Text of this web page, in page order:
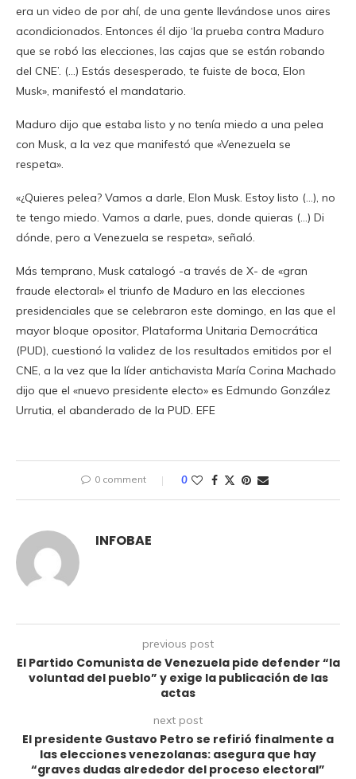
era un video de por ahí, de una gente llevándose unos aires
acondicionados. Entonces él dijo ‘la prueba contra Maduro
que se robó las elecciones, las cajas que se están robando
del CNE’. (…) Estás desesperado, te fuiste de boca, Elon
Musk», manifestó el mandatario.
Maduro dijo que estaba listo y no tenía miedo a una pelea
con Musk, a la vez que manifestó que «Venezuela se
respeta».
«¿Quieres pelea? Vamos a darle, Elon Musk. Estoy listo (…), no
te tengo miedo. Vamos a darle, pues, donde quieras (…) Di
dónde, pero a Venezuela se respeta», señaló.
Más temprano, Musk catalogó -a través de X- de «gran
fraude electoral» el triunfo de Maduro en las elecciones
presidenciales que se celebraron este domingo, en las que el
mayor bloque opositor, Plataforma Unitaria Democrática
(PUD), cuestionó la validez de los resultados emitidos por el
CNE, a la vez que la líder antichavista María Corina Machado
dijo que el «nuevo presidente electo» es Edmundo González
Urrutia, el abanderado de la PUD. EFE
0 comment 0
INFOBAE
previous post
El Partido Comunista de Venezuela pide defender “la
voluntad del pueblo” y exige la publicación de las
actas
next post
El presidente Gustavo Petro se refirió finalmente a
las elecciones venezolanas: asegura que hay
“graves dudas alrededor del proceso electoral”